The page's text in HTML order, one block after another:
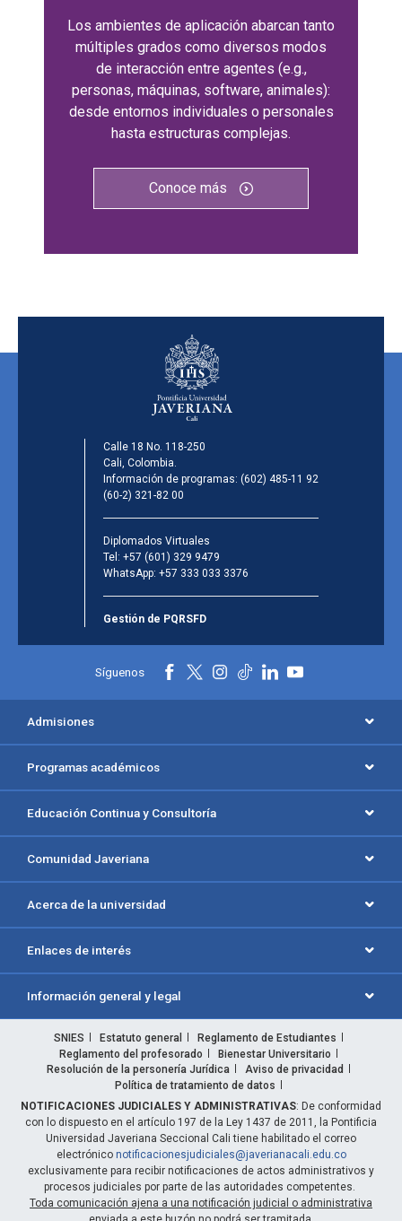
Los ambientes de aplicación abarcan tanto
múltiples grados como diversos modos
de interacción entre agentes (e.g.,
personas, máquinas, software, animales):
desde entornos individuales o personales
hasta estructuras complejas.
Conoce más
Calle 18 No. 118-250
Cali, Colombia.
Información de programas: (602) 485-11 92
(60-2) 321-82 00
Diplomados Virtuales
Tel: +57 (601) 329 9479
WhatsApp: +57 333 033 3376
Gestión de PQRSFD
Síguenos
Admisiones
Programas académicos
Educación Continua y Consultoría
Comunidad Javeriana
Acerca de la universidad
Enlaces de interés
Información general y legal
SNIES Estatuto general
Reglamento de Estudiantes
Reglamento del profesorado
Bienestar Universitario
Resolución de la personería Jurídica
Aviso de privacidad
Política de tratamiento de datos
NOTIFICACIONES JUDICIALES Y ADMINISTRATIVAS: De conformidad
con lo dispuesto en el artículo 197 de la Ley 1437 de 2011, la Pontificia
Universidad Javeriana Seccional Cali tiene habilitado el correo
electrónico notificacionesjudiciales@javerianacali.edu.co
exclusivamente para recibir notificaciones de actos administrativos y
procesos judiciales por parte de las autoridades competentes.
Toda comunicación ajena a una notificación judicial o administrativa